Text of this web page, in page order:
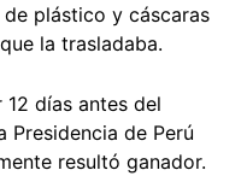
plástico y cáscaras
la trasladaba.
días antes del
Presidencia de Perú
resultó ganador.